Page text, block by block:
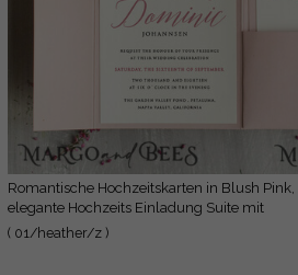
Romantische Hochzeitskarten in Blush Pink,
elegante Hochzeits Einladung Suite mit
Heidekraut, zarte Vellum Hochzeitskarten,
( 01/heather/z )